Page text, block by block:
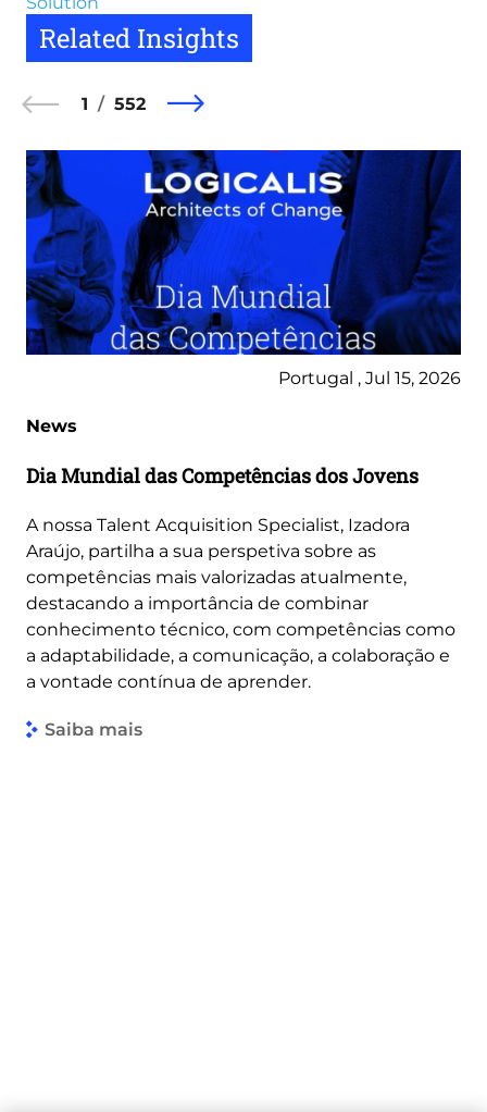
Related Insights
1 552
Portugal , Jul 15, 2026
News
Dia Mundial das Competências dos Jovens
A nossa Talent Acquisition Specialist, Izadora
Araújo, partilha a sua perspetiva sobre as
competências mais valorizadas atualmente,
destacando a importância de combinar
conhecimento técnico, com competências como
a adaptabilidade, a comunicação, a colaboração e
a vontade contínua de aprender.
Saiba mais